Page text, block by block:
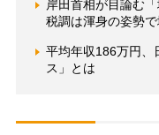
岸田首相が目論む
税調は渾身の姿勢
平均年収186万円、
ス」とは